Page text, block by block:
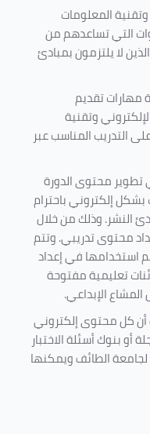
المعلومات
التي تساعدهم من
لا يلتزمون بمبادئ
تقديم
وتقنية
التدريب المناسب عبر
تطوير محتوى الدورة
إلكتروني باحترام
النشر. وذلك من خلال
محتوى تدريبي. وتتم
استخدامها في إعداد
تعليمية مفتوحة
الإبداعي.
أن كل محتوى إلكتروني
بنوك أسئلة الاختبار
الطائف ويمكنها